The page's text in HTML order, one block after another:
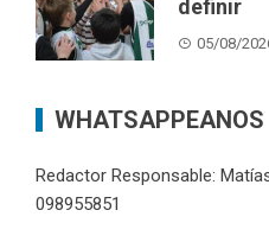
definir
05/08/
WHATSAPPEANOS
Redactor Responsable:
098955851